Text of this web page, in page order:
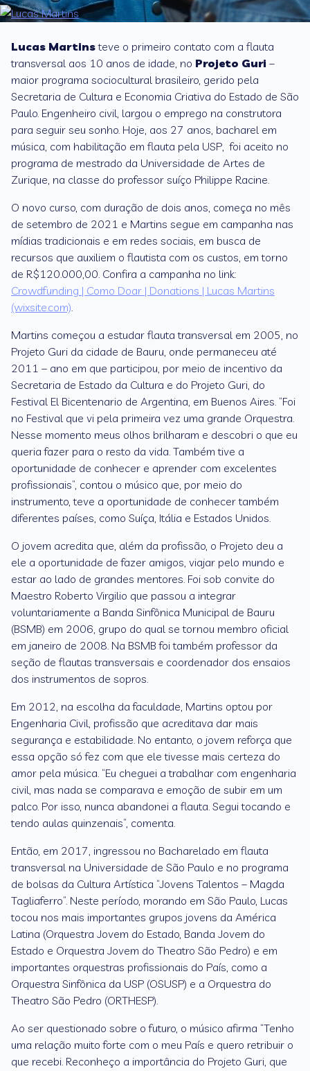
Lucas Martinsteve o primeiro contato com a flauta
transversal aos 10 anos de idade, no Projeto Guri –
maior programa sociocultural brasileiro, gerido pela
Secretaria de Cultura e Economia Criativa do Estado de São
Paulo. Engenheiro civil, largou o emprego na construtora
para seguir seu sonho. Hoje, aos 27 anos, bacharel em
música, com habilitação em flauta pela USP, foi aceito no
programa de mestrado da Universidade de Artes de
Zurique, na classe do professor suíço Philippe Racine.
O novo curso, com duração de dois anos, começa no mês
de setembro de 2021 e Martins segue em campanha nas
mídias tradicionais e em redes sociais, em busca de
recursos que auxiliem o flautista com os custos, em torno
de R$120.000,00. Confira a campanha no link:
Crowdfunding | Como Doar | Donations | Lucas Martins
(wixsite.com).
Martins começou a estudar flauta transversal em 2005, no
Projeto Guri da cidade de Bauru, onde permaneceu até
2011 – ano em que participou, por meio de incentivo da
Secretaria de Estado da Cultura e do Projeto Guri, do
Festival El Bicentenario de Argentina, em Buenos Aires. “Foi
no Festival que vi pela primeira vez uma grande Orquestra.
Nesse momento meus olhos brilharam e descobri o que eu
queria fazer para o resto da vida. Também tive a
oportunidade de conhecer e aprender com excelentes
profissionais”, contou o músico que, por meio do
instrumento, teve a oportunidade de conhecer também
diferentes países, como Suíça, Itália e Estados Unidos.
O jovem acredita que, além da profissão, o Projeto deu a
ele a oportunidade de fazer amigos, viajar pelo mundo e
estar ao lado de grandes mentores. Foi sob convite do
Maestro Roberto Virgilio que passou a integrar
voluntariamente a Banda Sinfônica Municipal de Bauru
(BSMB) em 2006, grupo do qual se tornou membro oficial
em janeiro de 2008. Na BSMB foi também professor da
seção de flautas transversais e coordenador dos ensaios
dos instrumentos de sopros.
Em 2012, na escolha da faculdade, Martins optou por
Engenharia Civil, profissão que acreditava dar mais
segurança e estabilidade. No entanto, o jovem reforça que
essa opção só fez com que ele tivesse mais certeza do
amor pela música. “Eu cheguei a trabalhar com engenharia
civil, mas nada se comparava e emoção de subir em um
palco. Por isso, nunca abandonei a flauta. Segui tocando e
tendo aulas quinzenais”, comenta.
Então, em 2017, ingressou no Bacharelado em flauta
transversal na Universidade de São Paulo e no programa
de bolsas da Cultura Artística “Jovens Talentos – Magda
Tagliaferro”. Neste período, morando em São Paulo, Lucas
tocou nos mais importantes grupos jovens da América
Latina (Orquestra Jovem do Estado, Banda Jovem do
Estado e Orquestra Jovem do Theatro São Pedro) e em
importantes orquestras profissionais do País, como a
Orquestra Sinfônica da USP (OSUSP) e a Orquestra do
Theatro São Pedro (ORTHESP).
Ao ser questionado sobre o futuro, o músico afirma “Tenho
uma relação muito forte com o meu País e quero retribuir o
que recebi. Reconheço a importância do Projeto Guri, que